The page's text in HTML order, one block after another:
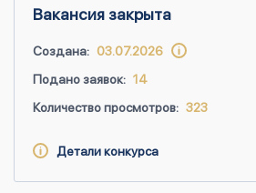
Вакансия закрыта
Создана: 03.07.2026
Подано заявок: 14
Количество просмотров: 323
Детали конкурса